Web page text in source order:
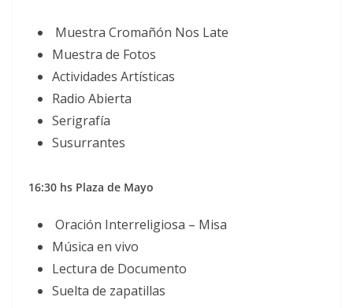
Muestra Cromañón Nos Late
Muestra de Fotos
Actividades Artísticas
Radio Abierta
Serigrafía
Susurrantes
16:30 hs Plaza de Mayo
Oración Interreligiosa – Misa
Música en vivo
Lectura de Documento
Suelta de zapatillas